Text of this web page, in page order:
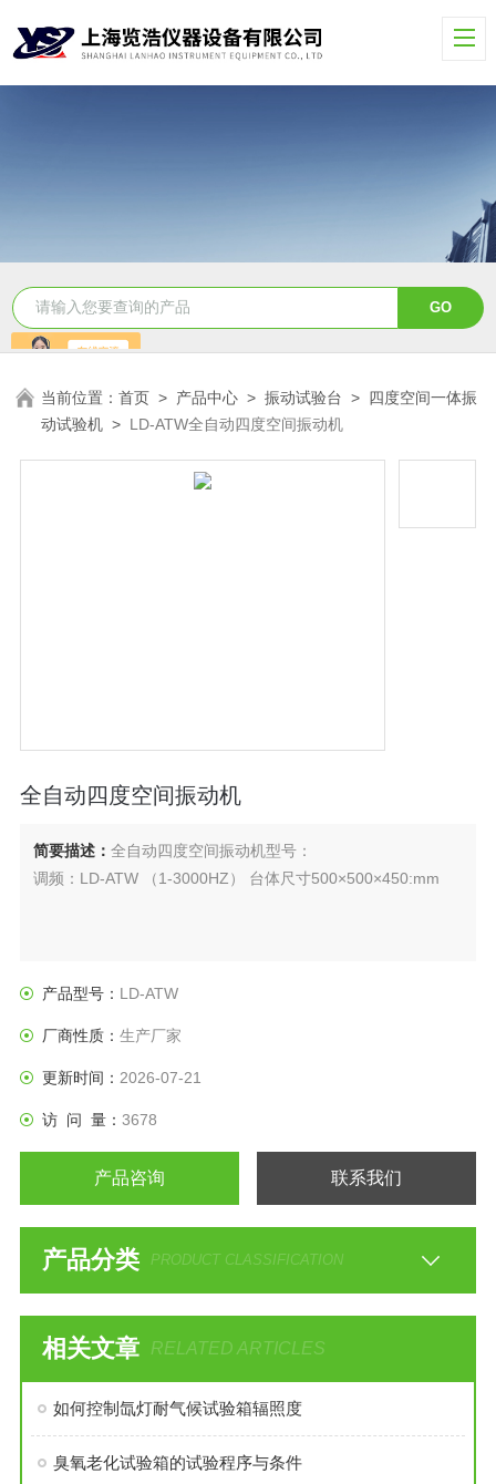
当前位置：首页 > 产品中心 >振动试验台 > 四度空间一体振
动试验机 > LD-ATW全自动四度空间振动机
全自动四度空间振动机
简要描述： 全自动四度空间振动机型号：
调频：LD-ATW （1-3000HZ） 台体尺寸500×500×450:mm
产品型号： LD-ATW
厂商性质： 生产厂家
更新时间： 2026-07-21
访 问 量： 3678
产品咨询 联系我们
产品分类 PRODUCT CLASSIFICATION
相关文章 RELATED ARTICLES
如何控制氙灯耐气候试验箱辐照度
臭氧老化试验箱的试验程序与条件